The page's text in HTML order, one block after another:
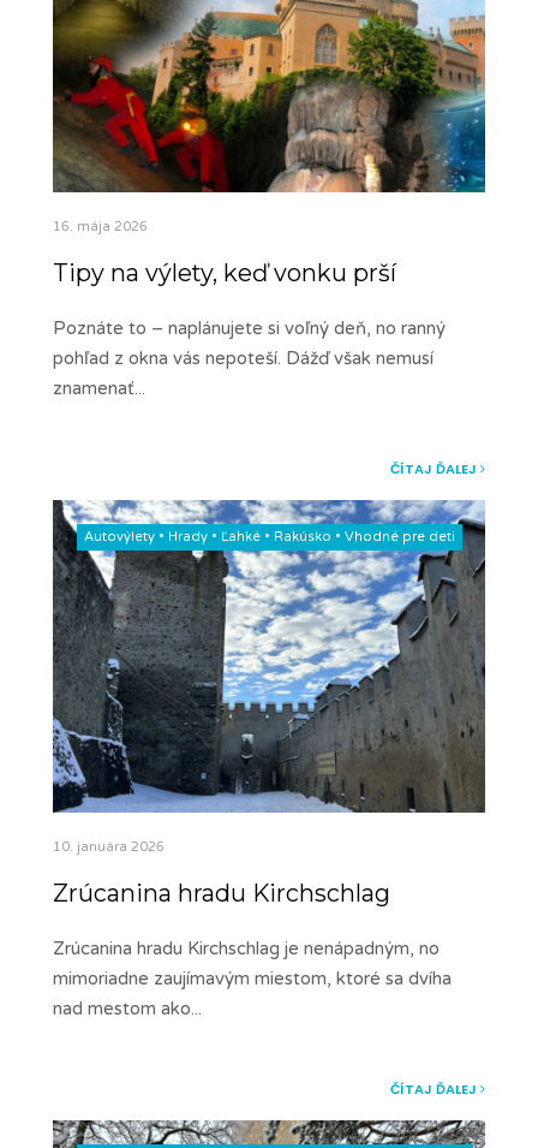
16. mája 2026
Tipy na výlety, keď vonku prší
Poznáte to – naplánujete si voľný deň, no ranný
pohľad z okna vás nepoteší. Dážď však nemusí
znamenať...
ČÍTAJ ĎALEJ
Autovýlety • Hrady • Ľahké • Rakúsko • Vhodné pre deti
10. januára 2026
Zrúcanina hradu Kirchschlag
Zrúcanina hradu Kirchschlag je nenápadným, no
mimoriadne zaujímavým miestom, ktoré sa dvíha
nad mestom ako...
ČÍTAJ ĎALEJ